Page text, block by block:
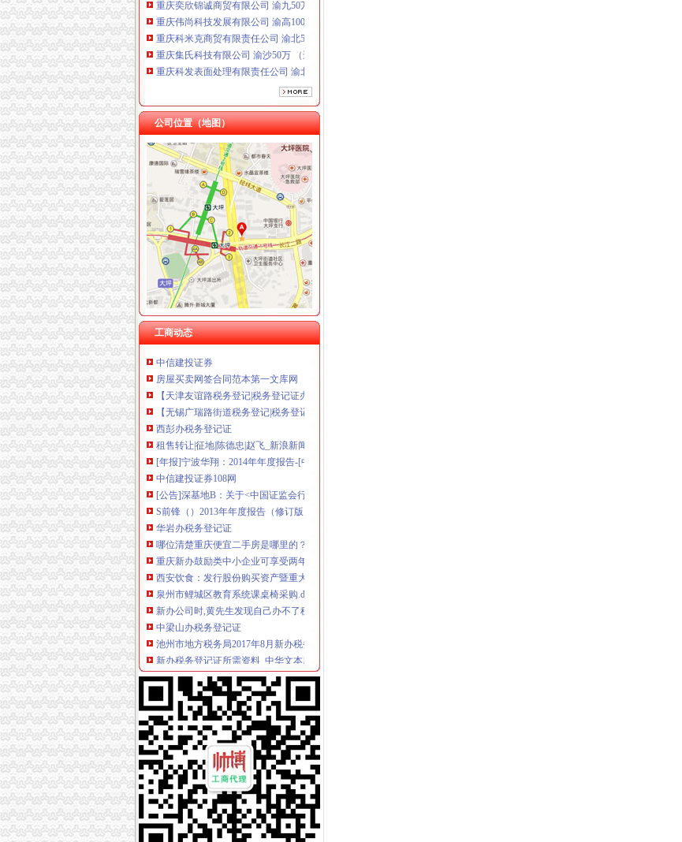
重庆伟尚科技发展有限公司 渝高100万 （工商注册）
重庆科米克商贸有限责任公司 渝北50万 （工商注册）
重庆集氏科技有限公司 渝沙50万 （进出口权）
重庆科发表面处理有限责任公司 渝北800万 （进出口权）
重庆凯誉网络通信技术工程有限公司渝中分公司 （工商注册）
重庆华康假肢矫形有限公司 渝中120万 （增资）
重庆佳技维科技发展有限公司 渝南100万 （进出口权）
重庆福安药业集团凯斯特医药有限公司 渝新100万 （进出口权）
公司位置（地图）
工商动态
杨家坪
重庆国美杨家坪店-国美
杨家坪房地产中介信息网,杨家坪经纪人排行榜精英置业顾问-福州安
杨家坪吧_百度贴吧
杨家坪二手房_重庆九龙坡杨家坪二手房买卖出售信息,杨家坪房产网-
【九龙坡区杨家坪老食客酒楼团购】老食客酒楼10人餐团购-重庆拉手网
渝州路办税务登记证
巴山车管所从来没看到摩托上牌的-重庆摩友交流区-摩托车论坛-中
中信建投证券
房屋买卖网签合同范本第一文库网
【天津友谊路税务登记|税务登记证办理|代理税务登记】-天津赶集网
【无锡广瑞路街道税务登记|税务登记证办理|代理税务登记】-无锡赶集网
西彭办税务登记证
租售转让|征地|陈德忠|赵飞_新浪新闻
[年报]宁波华翔：2014年年度报告-[中财网]
中信建投证券108网
[公告]深基地B：关于<中国证监会行政许可项目审查一次馈意见通知
S前锋（）2013年年度报告（修订版）_S*ST前锋（）
华岩办税务登记证
哪位清楚重庆便宜二手房是哪里的？_商品房装修|一起网装修
重庆新办鼓励类中小企业可享受两年财政补贴_重庆房地产_房掌柜
西安饮食：发行股份购买资产暨重大资产重组报告书（草案）_西安饮
泉州市鲤城区教育系统课桌椅采购.doc
新办公司时,黄先生发现自己办不了税务登记证_网易新闻
中梁山办税务登记证
池州市地方税务局2017年8月新办税务登记清册--池州市人民
新办税务登记证所需资料_中华文本库
税务登记流程_税务登记证查询【税务登记技巧】_纳税筹划_金蝶友商网
咨询：华山北片区裕华路供热管线项目土建及安装工程招标
税收英语(一)税务登记_山海虹_新浪博客
杨家坪办税务登记证
部分教辅机构擦边球：教室加三五个＂老师＂就招生-新闻热点-E都市
16重庆银行二级发行公告_券_财讯纵览_浏览用户_国泰君安
08国电集CP01(D0)募集说明书_券频道_证券之星
康复得公开转让说明书_资讯_方正证券
修水县委县门户网站-信息公开内容页
谢家湾办税务登记证
媒体对比南海诸国海实力称菲律宾力弱心大-TVS-南方电视台